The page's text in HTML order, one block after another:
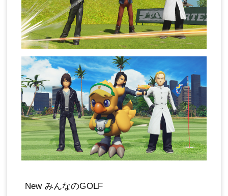
New みんなのGOLF